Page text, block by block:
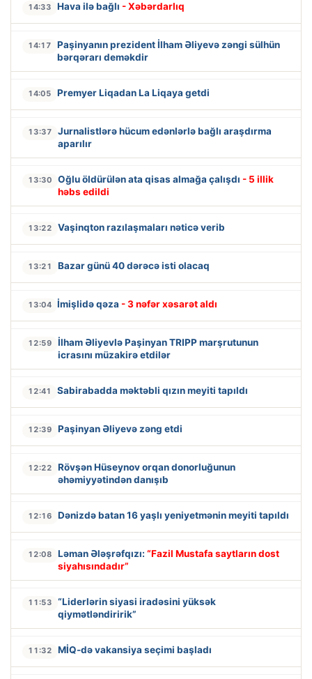
14:33 Hava ilə bağlı - Xəbərdarlıq
14:17
Paşinyanın prezident İlham Əliyevə zəngi sülhün
bərqərarı deməkdir
14:05 Premyer Liqadan La Liqaya getdi
13:37
Jurnalistlərə hücum edənlərlə bağlı araşdırma
aparılır
13:30 Oğlu öldürülən ata qisas almağa çalışdı - 5 illik
həbs edildi
13:22 Vaşinqton razılaşmaları nəticə verib
13:21 Bazar günü 40 dərəcə isti olacaq
13:04 İmişlidə qəza - 3 nəfər xəsarət aldı
12:59
İlham Əliyevlə Paşinyan TRIPP marşrutunun
icrasını müzakirə etdilər
12:41 Sabirabadda məktəbli qızın meyiti tapıldı
12:39 Paşinyan Əliyevə zəng etdi
12:22
Rövşən Hüseynov orqan donorluğunun
əhəmiyyətindən danışıb
12:16 Dənizdə batan 16 yaşlı yeniyetmənin meyiti tapıldı
12:08 Ləman Ələşrəfqızı: “Fazil Mustafa saytların dost
siyahısındadır”
11:53
“Liderlərin siyasi iradəsini yüksək
qiymətləndiririk”
11:32 MİQ-də vakansiya seçimi başladı